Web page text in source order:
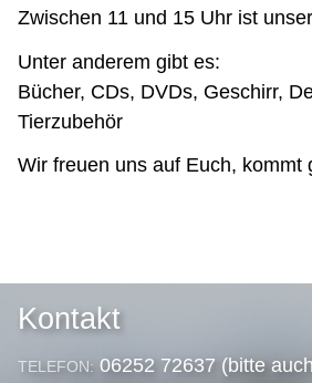
Zwischen 11 und 15 Uhr ist
Unter anderem gibt es:
Bücher, CDs, DVDs, Geschirr,
Tierzubehör
Wir freuen uns auf Euch, kommt
Kontakt
TELEFON: 06252 72637 (bitte